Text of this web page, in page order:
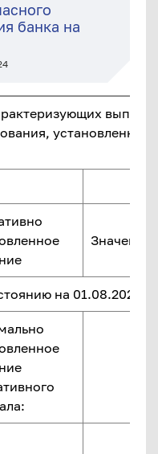
банка на
Значение
на 01.08.2024 г.